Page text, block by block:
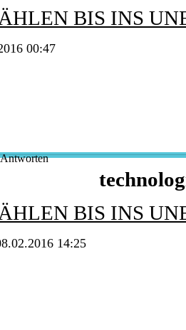
BIS INS
00:47
BIS INS
14:25